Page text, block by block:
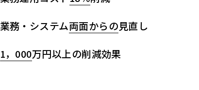
業務・システム両面からの見直し
1，000万円以上の削減効果